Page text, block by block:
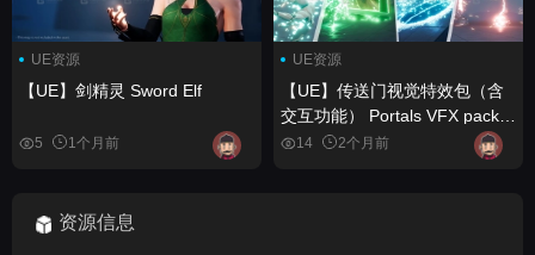
UE资源
【UE】剑精灵 Sword Elf
5 1个月前
UE资源
【UE】传送门视觉特效包（含
交互功能） Portals VFX pack
(+ interactions)
14 2个月前
资源信息